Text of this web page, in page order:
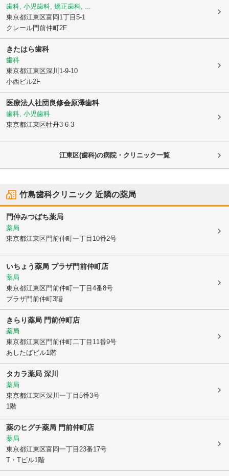
歯科, 小児歯科, 矯正歯科, ...
東京都江東区富岡1丁目5-1
クレール門前仲町2F
きたはら歯科
歯科
東京都江東区深川1-9-10
小西ビル2F
医療法人社団良修会原澤歯科
歯科, 小児歯科
東京都江東区牡丹3-6-3
江東区(歯科)の病院・クリニック一覧
竹島歯科クリニック 近隣の薬局
門仲みつばち薬局
薬局
東京都江東区門前仲町一丁目10番2号
いちょう薬局 プラザ門前仲町店
薬局
東京都江東区門前仲町一丁目4番8号
プラザ門前仲町3階
きらり薬局 門前仲町店
薬局
東京都江東区門前仲町二丁目11番9号
あしたばビル1階
タカラ薬局 深川
薬局
東京都江東区深川一丁目5番3号
1階
薬のヒグチ薬局 門前仲町店
薬局
東京都江東区富岡一丁目23番17号
T・Tビル1階